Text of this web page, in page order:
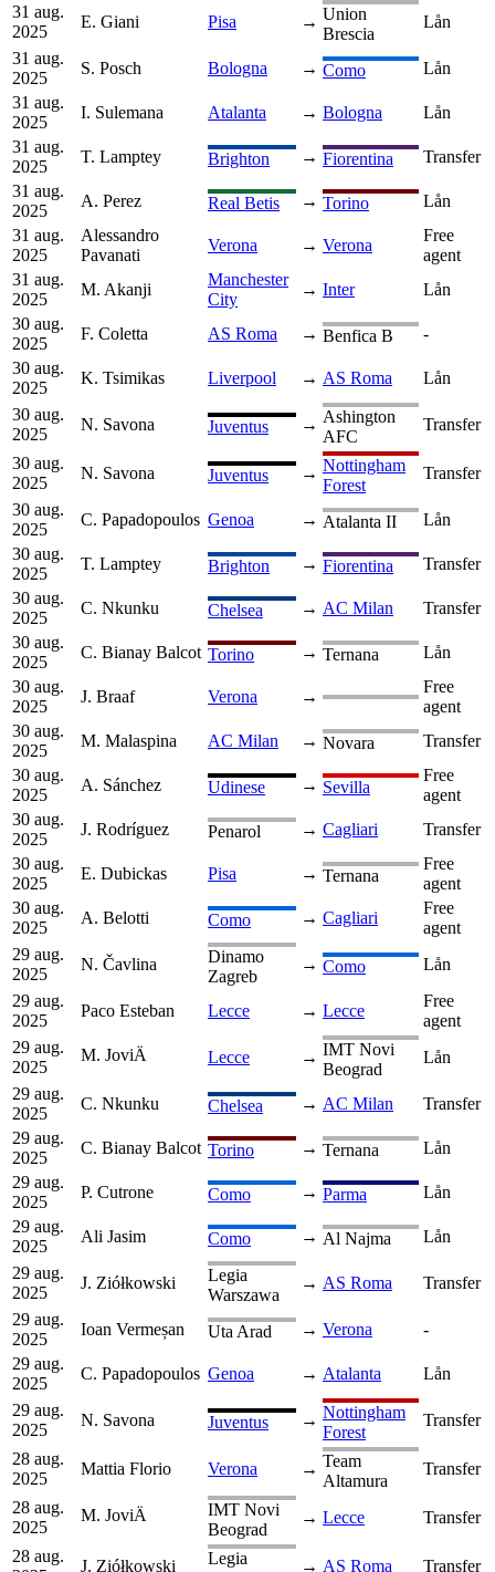
31 aug.
2025
E. Giani Pisa → Union
Brescia
Lån
31 aug.
2025
S. Posch Bologna → Como
Lån
31 aug.
2025
I. Sulemana Atalanta → Bologna
Lån
31 aug.
2025
T. Lamptey Brighton → Fiorentina
Transfer
31 aug.
2025
A. Perez Real Betis → Torino
Lån
31 aug.
2025
Alessandro
Pavanati
Verona → Verona
Free
agent
31 aug.
2025
M. Akanji
Manchester
City
→ Inter
Lån
30 aug.
2025
F. Coletta AS Roma → Benfica B
-
30 aug.
2025
K. Tsimikas Liverpool → AS Roma
Lån
30 aug.
2025
N. Savona Juventus → Ashington
AFC
Transfer
30 aug.
2025
N. Savona Juventus → Nottingham
Forest
Transfer
30 aug.
2025
C. Papadopoulos Genoa → Atalanta II
Lån
30 aug.
2025
T. Lamptey Brighton → Fiorentina
Transfer
30 aug.
2025
C. Nkunku Chelsea → AC Milan
Transfer
30 aug.
2025
C. Bianay Balcot Torino → Ternana
Lån
30 aug.
2025
J. Braaf Verona →
Free
agent
30 aug.
2025
M. Malaspina AC Milan → Novara
Transfer
30 aug.
2025
A. Sánchez Udinese → Sevilla
Free
agent
30 aug.
2025
J. Rodríguez Penarol → Cagliari
Transfer
30 aug.
2025
E. Dubickas Pisa → Ternana
Free
agent
30 aug.
2025
A. Belotti Como → Cagliari
Free
agent
29 aug.
2025
N. Čavlina
Dinamo
Zagreb
→ Como
Lån
29 aug.
2025
Paco Esteban Lecce → Lecce
Free
agent
29 aug.
2025
M. JoviÄ Lecce → IMT Novi
Beograd
Lån
29 aug.
2025
C. Nkunku Chelsea → AC Milan
Transfer
29 aug.
2025
C. Bianay Balcot Torino → Ternana
Lån
29 aug.
2025
P. Cutrone Como → Parma
Lån
29 aug.
2025
Ali Jasim Como → Al Najma
Lån
29 aug.
2025
J. Ziółkowski
Legia
Warszawa
→ AS Roma
Transfer
29 aug.
2025
Ioan Vermeșan Uta Arad → Verona
-
29 aug.
2025
C. Papadopoulos Genoa → Atalanta
Lån
29 aug.
2025
N. Savona Juventus → Nottingham
Forest
Transfer
28 aug.
2025
Mattia Florio Verona → Team
Altamura
Transfer
28 aug.
2025
M. JoviÄ
IMT Novi
Beograd
→ Lecce Transfer
28 aug.
J. Ziółkowski
Legia
→ AS Roma Transfer